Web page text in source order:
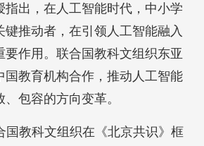
指出，在人工智能时代，中小学
键推动者，在引领人工智能融入
要作用。联合国教科文组织东亚
国教育机构合作，推动人工智能
包容的方向变革。
国教科文组织在《北京共识》框